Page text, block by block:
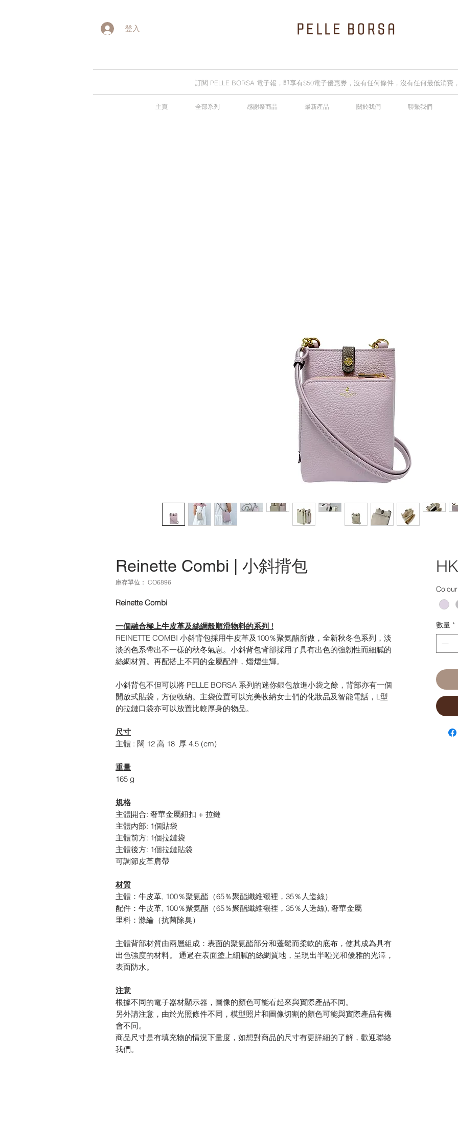
登入
訂閱 PELLE BORSA 電子報，即享有$50電子優惠券，沒有任何條件，沒有任何最低消費
主頁 全部系列 感謝祭商品 最新產品 關於我們 聯繫我們
Reinette Combi | 小斜揹包
庫存單位： CO6896
Reinette Combi
一個融合極上牛皮革及絲綢般順滑物料的系列 !
REINETTE COMBI 小斜背包採用牛皮革及100％聚氨酯所做，全新秋冬色系列，淡
淡的色系帶出不一樣的秋冬氣息。小斜背包背部採用了具有出色的強韌性而細膩的
絲綢材質。再配搭上不同的金屬配件，熠熠生輝。
小斜背包不但可以將 PELLE BORSA 系列的迷你銀包放進小袋之餘，背部亦有一個
開放式貼袋，方便收納。主袋位置可以完美收納女士們的化妝品及智能電話，L型
的拉鏈口袋亦可以放置比較厚身的物品。
尺寸
主體 : 闊 12 高 18 厚 4.5 (cm)
重量
165 g
規格
主體開合: 奢華金屬鈕扣 + 拉鏈
主體內部: 1個貼袋
主體前方: 1個拉鏈袋
主體後方: 1個拉鏈貼袋
可調節皮革肩帶
材質
主體：牛皮革, 100％聚氨酯（65％聚酯纖維襯裡，35％人造絲）
配件：牛皮革, 100％聚氨酯（65％聚酯纖維襯裡，35％人造絲), 奢華金屬
里料：滌綸（抗菌除臭）
主體背部材質由兩層組成：表面的聚氨酯部分和蓬鬆而柔軟的底布，使其成為具有
出色強度的材料。 通過在表面塗上細膩的絲綢質地，呈現出半啞光和優雅的光澤，
表面防水。
注意
根據不同的電子器材顯示器，圖像的顏色可能看起來與實際產品不同。
另外請注意，由於光照條件不同，模型照片和圖像切割的顏色可能與實際產品有機
會不同。
商品尺寸是有填充物的情況下量度，如想對商品的尺寸有更詳細的了解，歡迎聯絡
我們。
Colour
數量 *